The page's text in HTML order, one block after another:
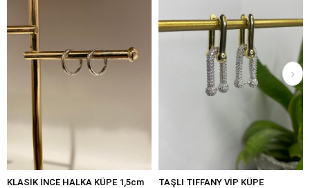
İNCE HALKA KÜPE 1,5cm TAŞLI TIFFANY VİP KÜPE